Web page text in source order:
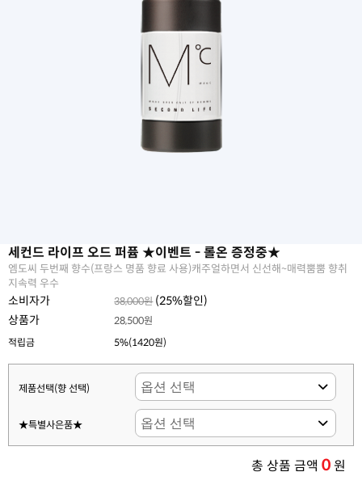
세컨드 라이프 오드 퍼퓸 ★이벤트 - 롤온 증정중★
엠도씨 두번째 향수(프랑스 명품 향료 사용)캐주얼하면서 신선해~매력뿜뿜 향취
지속력 우수
소비자가 38,000원 (25%할인)
상품가
28,500원
적립금
5%(1420원)
제품선택(향 선택)
★특별사은품★
총 상품 금액 0원